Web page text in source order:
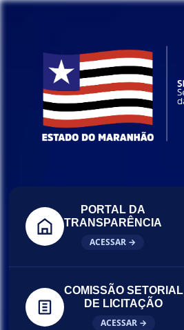
PORTAL DA
TRANSPARÊNCIA
ACESSAR →
COMISSÃO SETORIAL
DE LICITAÇÃO
ACESSAR →